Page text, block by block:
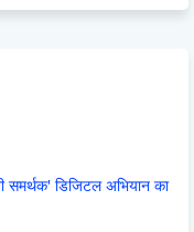
समर्थक' डिजिटल अभियान का